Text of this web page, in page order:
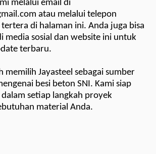
melalui email di
atau melalui telepon
di halaman ini. Anda juga bisa
media sosial dan website ini untuk
terbaru.
memilih Jayasteel sebagai sumber
besi beton SNI. Kami siap
setiap langkah proyek
material Anda.